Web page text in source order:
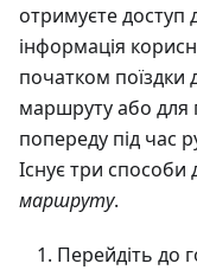
отримуєте
інформація
початком
маршруту або для
попереду під час
Існує три
маршруту.
Перейдіть до